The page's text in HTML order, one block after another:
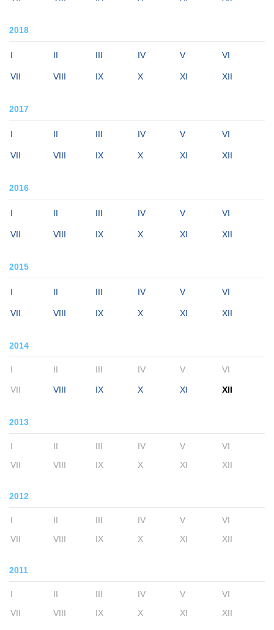
2018
I II III IV V VI
VII VIII IX X XI XII
2017
I II III IV V VI
VII VIII IX X XI XII
2016
I II III IV V VI
VII VIII IX X XI XII
2015
I II III IV V VI
VII VIII IX X XI XII
2014
I II III IV V VI
VII VIII IX X XI XII
2013
I II III IV V
VI
VII
VIII IX X XI XII
2012
I II III IV V
VI
VII
VIII IX X XI XII
2011
I II III IV V
VI
VII
VIII IX X XI XII